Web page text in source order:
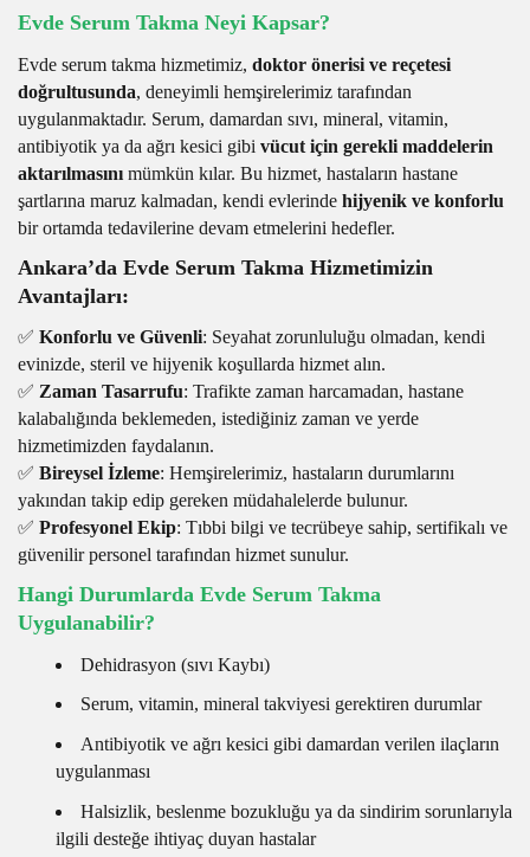
Evde Serum Takma Neyi Kapsar?
Evde serum takma hizmetimiz, doktor önerisi ve reçetesi
doğrultusunda, deneyimli hemşirelerimiz tarafından
uygulanmaktadır. Serum, damardan sıvı, mineral, vitamin,
antibiyotik ya da ağrı kesici gibi vücut için gerekli maddelerin
aktarılmasını mümkün kılar. Bu hizmet, hastaların hastane
şartlarına maruz kalmadan, kendi evlerinde hijyenik ve konforlu
bir ortamda tedavilerine devam etmelerini hedefler.
Ankara’da Evde Serum Takma Hizmetimizin
Avantajları:
✅ Konforlu ve Güvenli: Seyahat zorunluluğu olmadan, kendi
evinizde, steril ve hijyenik koşullarda hizmet alın.
✅ Zaman Tasarrufu: Trafikte zaman harcamadan, hastane
kalabalığında beklemeden, istediğiniz zaman ve yerde
hizmetimizden faydalanın.
✅ Bireysel İzleme: Hemşirelerimiz, hastaların durumlarını
yakından takip edip gereken müdahalelerde bulunur.
✅ Profesyonel Ekip: Tıbbi bilgi ve tecrübeye sahip, sertifikalı ve
güvenilir personel tarafından hizmet sunulur.
Hangi Durumlarda Evde Serum Takma
Uygulanabilir?
Dehidrasyon (sıvı Kaybı)
Serum, vitamin, mineral takviyesi gerektiren durumlar
Antibiyotik ve ağrı kesici gibi damardan verilen ilaçların
uygulanması
Halsizlik, beslenme bozukluğu ya da sindirim sorunlarıyla
ilgili desteğe ihtiyaç duyan hastalar